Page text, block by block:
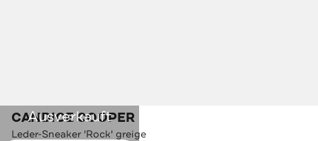
Ausverkauft
CANDICE COOPER
Leder-Sneaker 'Rock' greige